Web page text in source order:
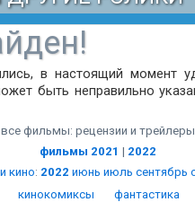
в настоящий момент
быть неправильно
все фильмы: рецензии и трейлеры
фильмы 2021 | 2022
кино: 2022 июнь июль сентябрь
кинокомиксы фантастика